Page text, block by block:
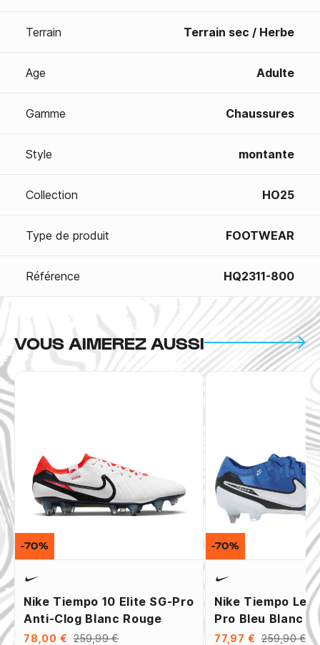
Terrain Terrain sec / Herbe
Age Adulte
Gamme Chaussures
Style montante
Collection HO25
Type de produit FOOTWEAR
Référence HQ2311-800
VOUS AIMEREZ AUSSI
Nike Tiempo 10 Elite SG-Pro
Anti-Clog Blanc Rouge
78,00 € 259,99 €
-70%
Nike Tiempo
Pro Bleu Blanc
77,97 € 259,90 €
-70%